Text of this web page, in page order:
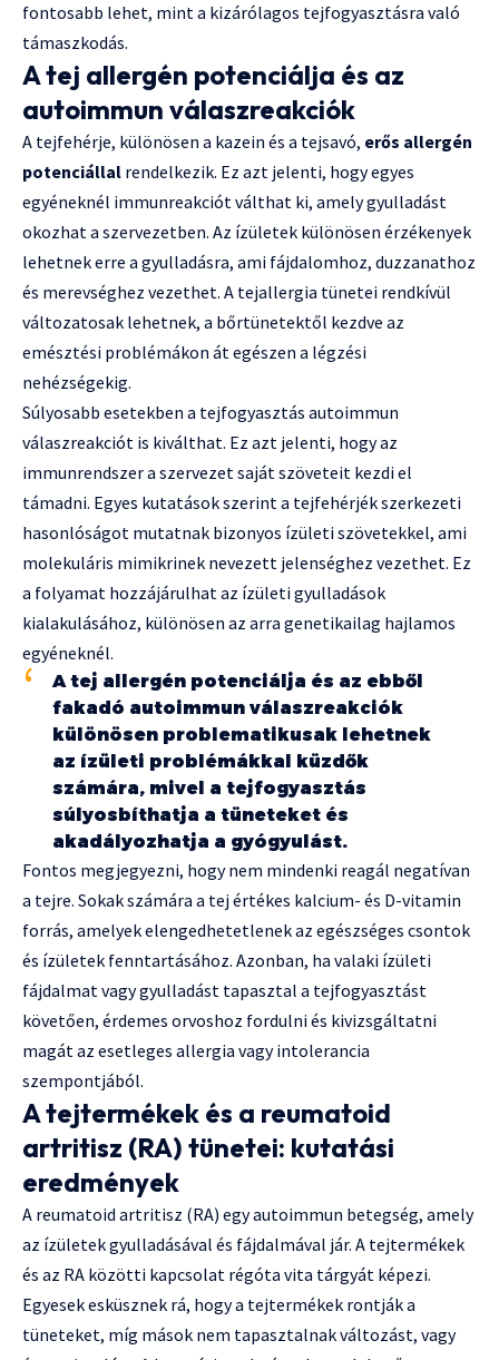
fontosabb lehet, mint a kizárólagos tejfogyasztásra való
támaszkodás.
A tej allergén potenciálja és az
autoimmun válaszreakciók
A tejfehérje, különösen a kazein és a tejsavó, erős allergén
potenciállal rendelkezik. Ez azt jelenti, hogy egyes
egyéneknél immunreakciót válthat ki, amely gyulladást
okozhat a szervezetben. Az ízületek különösen érzékenyek
lehetnek erre a gyulladásra, ami fájdalomhoz, duzzanathoz
és merevséghez vezethet. A tejallergia tünetei rendkívül
változatosak lehetnek, a bőrtünetektől kezdve az
emésztési problémákon át egészen a légzési
nehézségekig.
Súlyosabb esetekben a tejfogyasztás autoimmun
válaszreakciót is kiválthat. Ez azt jelenti, hogy az
immunrendszer a szervezet saját szöveteit kezdi el
támadni. Egyes kutatások szerint a tejfehérjék szerkezeti
hasonlóságot mutatnak bizonyos ízületi szövetekkel, ami
molekuláris mimikrinek nevezett jelenséghez vezethet. Ez
a folyamat hozzájárulhat az ízületi gyulladások
kialakulásához, különösen az arra genetikailag hajlamos
egyéneknél.
A tej allergén potenciálja és az ebből
fakadó autoimmun válaszreakciók
különösen problematikusak lehetnek
az ízületi problémákkal küzdők
számára, mivel a tejfogyasztás
súlyosbíthatja a tüneteket és
akadályozhatja a gyógyulást.
Fontos megjegyezni, hogy nem mindenki reagál negatívan
a tejre. Sokak számára a tej értékes kalcium- és D-vitamin
forrás, amelyek elengedhetetlenek az egészséges csontok
és ízületek fenntartásához. Azonban, ha valaki ízületi
fájdalmat vagy gyulladást tapasztal a tejfogyasztást
követően, érdemes orvoshoz fordulni és kivizsgáltatni
magát az esetleges allergia vagy intolerancia
szempontjából.
A tejtermékek és a reumatoid
artritisz (RA) tünetei: kutatási
eredmények
A reumatoid artritisz (RA) egy autoimmun betegség, amely
az ízületek gyulladásával és fájdalmával jár. A tejtermékek
és az RA közötti kapcsolat régóta vita tárgyát képezi.
Egyesek esküsznek rá, hogy a tejtermékek rontják a
tüneteket, míg mások nem tapasztalnak változást, vagy